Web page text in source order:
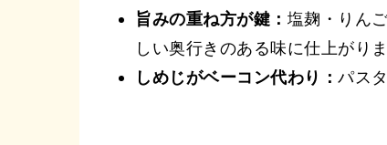
旨みの重ね方が鍵： 塩麹・りん
しい奥行きのある味に仕上がり
しめじがベーコン代わり： パス